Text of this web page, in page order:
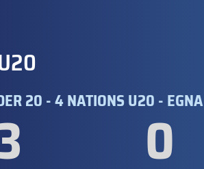
20 - 4 NATIONS U20 - EGNA
0